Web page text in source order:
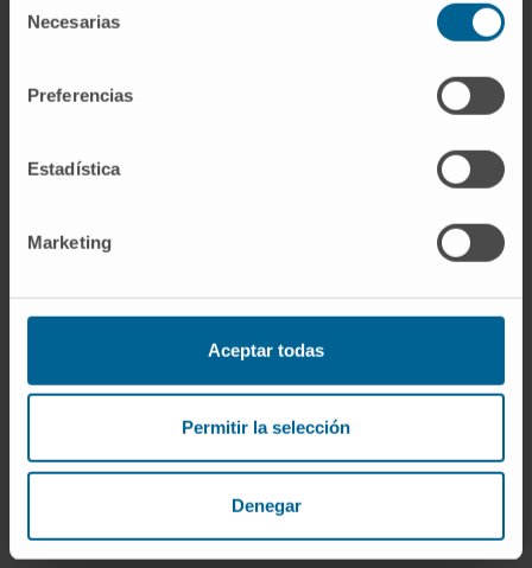
Necesarias
Preferencias
Estadística
Marketing
Aceptar todas
Permitir la selección
Denegar
Melhor página web de uma instituição sanitária e
social
MERCO Talento
Prémio ABC Saúde pelo esforço em I+D+i
Prémio de Excelência em Qualidade nos Hospitais
Prémios Best in Class (BIC)
Referência em investigação biomédica
World's Best Specialized Hospitals 2025
World’s Best Smart Hospitals - Newsweek [ES]